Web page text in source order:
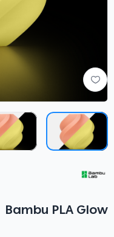
Bambu PLA Glow